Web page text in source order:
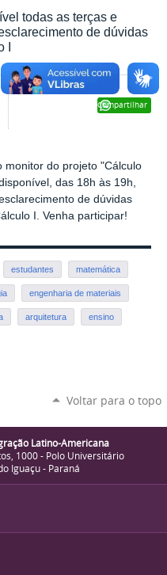
todas as terças e
de dúvidas
I
Compartilhar
monitor do projeto "Cálculo
das 18h às 19h,
de dúvidas
I. Venha participar!
estudantes matemática
engenharia de materiais
arquitetura ensino
Voltar para o topo
Latino-Americana
1000 - Polo Universitário
Iguaçu - Paraná